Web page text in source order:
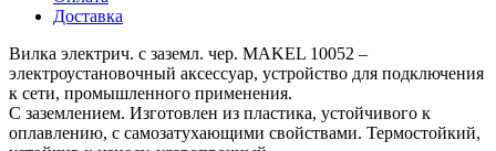
Доставка
Вилка электрич. с заземл. чер. MAKEL 10052 –
электроустановочный аксессуар, устройство для подключения
к сети, промышленного применения.
С заземлением. Изготовлен из пластика, устойчивого к
оплавлению, с самозатухающими свойствами. Термостойкий,